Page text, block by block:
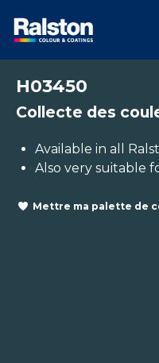
H03450
Collecte des
Available in all
Also very suitable
Mettre ma palette de